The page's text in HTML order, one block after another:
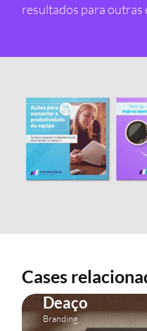
resultados para outras
Cases
Deaço
Branding